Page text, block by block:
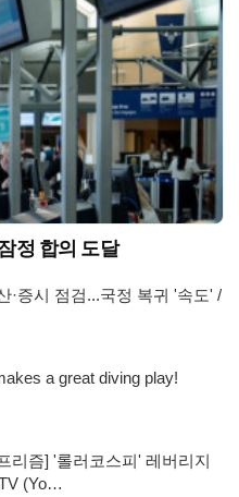
정 합의 도달
·증시 점검...국정 복귀 '속도' /
a great diving play!
리즘] '롤러코스피' 레버리지
(Yo…